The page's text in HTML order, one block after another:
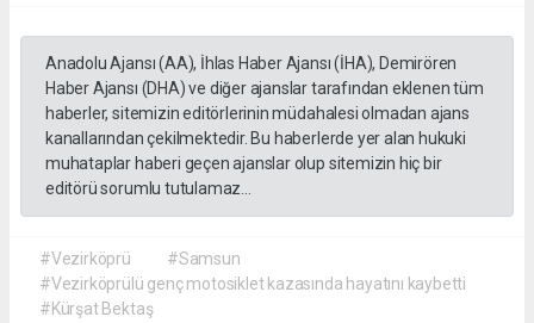
Anadolu Ajansı (AA), İhlas Haber Ajansı (İHA), Demirören
Haber Ajansı (DHA) ve diğer ajanslar tarafından eklenen tüm
haberler, sitemizin editörlerinin müdahalesi olmadan ajans
kanallarından çekilmektedir. Bu haberlerde yer alan hukuki
muhataplar haberi geçen ajanslar olup sitemizin hiç bir
editörü sorumlu tutulamaz...
#Vezirköprü
#Samsun
#Vezirköprülü genç motosiklet kazasında hayatını kaybetti
#Kürşat Bektaş